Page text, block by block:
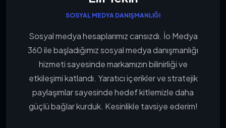
SOSYAL MEDYA DANIŞMANLIĞI
Sosyal medya hesaplarımız cansızdı. İo Medya
360 ile başladığımız sosyal medya danışmanlığı
hizmeti sayesinde markamızın bilinirliği ve
etkileşimi katlandı. Yaratıcı içerikler ve stratejik
paylaşımlar sayesinde hedef kitlemizle daha
güçlü bağlar kurduk. Kesinlikle tavsiye ederim!